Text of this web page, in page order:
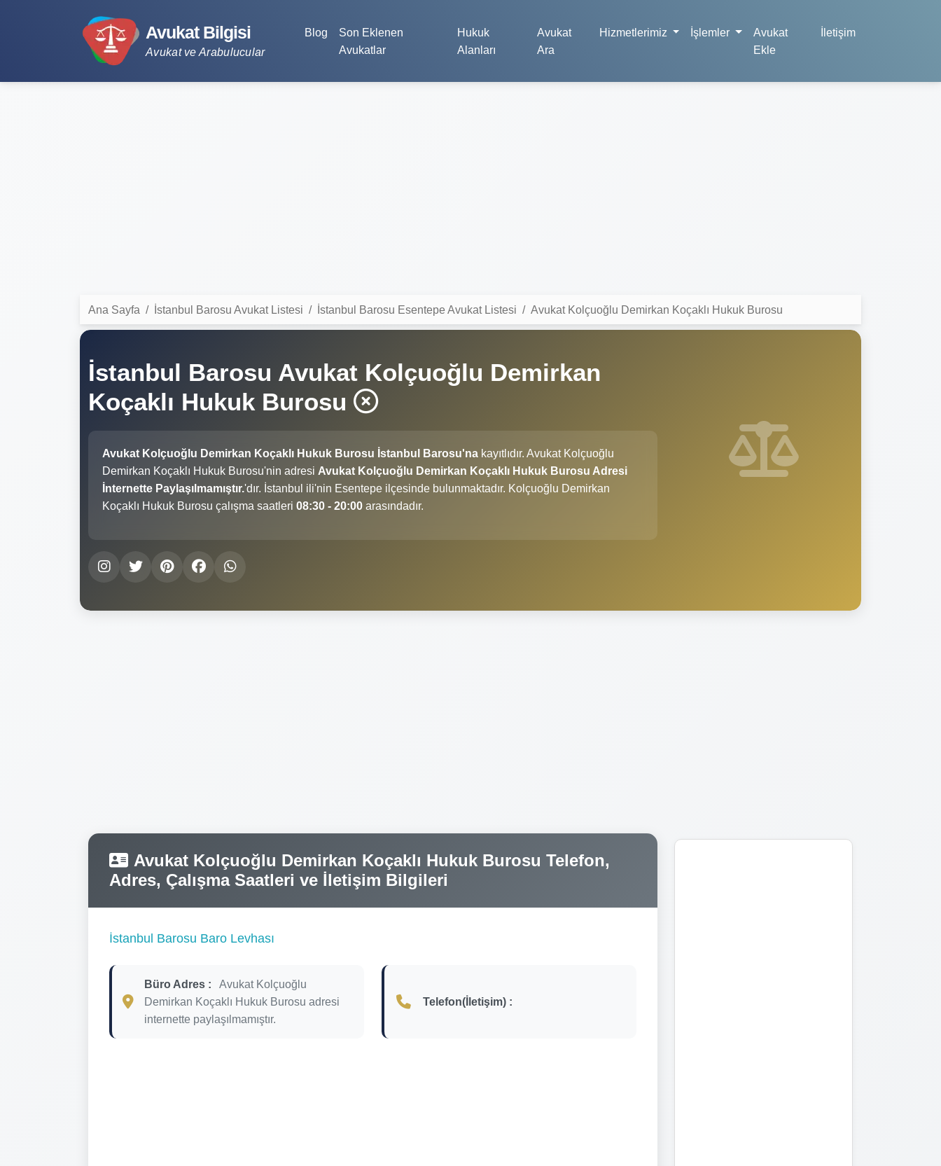
Avukat Bilgisi
Avukat ve Arabulucular
Blog
Son Eklenen
Avukatlar
Hukuk
Alanları
Avukat
Ara
Hizmetlerimiz İşlemler
Avukat
Ekle
İletişim
Ana Sayfa İstanbul Barosu Avukat Listesi İstanbul Barosu Esentepe Avukat Listesi Avukat Kolçuoğlu Demirkan Koçaklı Hukuk Burosu
İstanbul Barosu Avukat Kolçuoğlu Demirkan
Koçaklı Hukuk Burosu
Avukat Kolçuoğlu Demirkan Koçaklı Hukuk Burosu İstanbul Barosu'na kayıtlıdır. Avukat Kolçuoğlu
Demirkan Koçaklı Hukuk Burosu'nin adresi Avukat Kolçuoğlu Demirkan Koçaklı Hukuk Burosu Adresi
İnternette Paylaşılmamıştır.'dır. İstanbul ili'nin Esentepe ilçesinde bulunmaktadır. Kolçuoğlu Demirkan
Koçaklı Hukuk Burosu çalışma saatleri 08:30 - 20:00 arasındadır.
Avukat Kolçuoğlu Demirkan Koçaklı Hukuk Burosu Telefon,
Adres, Çalışma Saatleri ve İletişim Bilgileri
İstanbul Barosu Baro Levhası
Büro Adres :
Avukat Kolçuoğlu
Demirkan Koçaklı Hukuk Burosu adresi
internette paylaşılmamıştır.
Telefon(İletişim) :